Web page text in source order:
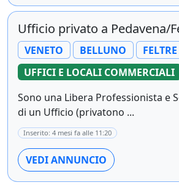
Ufficio privato a Pedavena/
VENETO BELLUNO
FELTRE
UFFICI E LOCALI COMMERCIALI
Sono una Libera Professionista e
di un Ufficio (privatono ...
Inserito: 4 mesi fa alle 11:20
VEDI ANNUNCIO